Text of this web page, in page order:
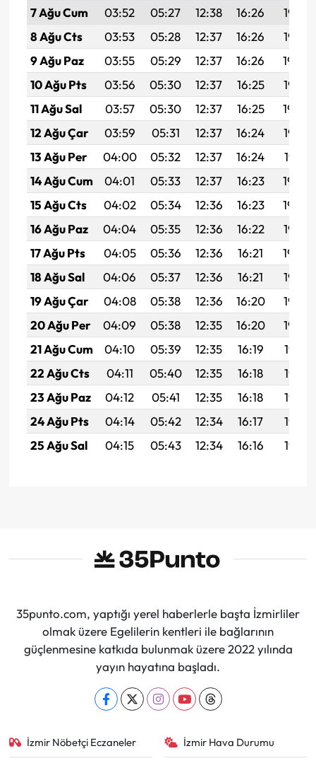
7 Ağu Cum 03:52 05:27 12:38 16:26
19:38
8 Ağu Cts
03:53 05:28 12:37 16:26
19:37
9 Ağu Paz
03:55 05:29 12:37 16:26
19:36
10 Ağu Pts
03:56 05:30 12:37 16:25
19:35
11 Ağu Sal
03:57 05:30 12:37 16:25
19:34
12 Ağu Çar
03:59 05:31 12:37 16:24
19:32
13 Ağu Per
04:00 05:32 12:37 16:24
19:31
14 Ağu Cum
04:01 05:33 12:37 16:23
19:30
15 Ağu Cts
04:02 05:34 12:36 16:23
19:29
16 Ağu Paz
04:04 05:35 12:36 16:22
19:27
17 Ağu Pts
04:05 05:36 12:36 16:21
19:26
18 Ağu Sal
04:06 05:37 12:36 16:21
19:25
19 Ağu Çar
04:08 05:38 12:36 16:20
19:23
20 Ağu Per
04:09 05:38 12:35 16:20
19:22
21 Ağu Cum
04:10 05:39 12:35 16:19
19:21
22 Ağu Cts
04:11 05:40 12:35 16:18
19:19
23 Ağu Paz
04:12 05:41 12:35 16:18
19:18
24 Ağu Pts
04:14 05:42 12:34 16:17
19:17
25 Ağu Sal
04:15 05:43 12:34 16:16 19:15
35punto.com, yaptığı yerel haberlerle başta İzmirliler
olmak üzere Egelilerin kentleri ile bağlarının
güçlenmesine katkıda bulunmak üzere 2022 yılında
yayın hayatına başladı.
İzmir Nöbetçi Eczaneler İzmir Hava Durumu